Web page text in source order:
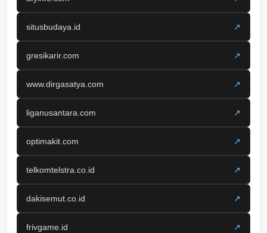
situsbudaya.id ↗
gresikarir.com ↗
www.dirgasatya.com ↗
liganusantara.com ↗
optimakit.com ↗
telkomtelstra.co.id ↗
dakisemut.co.id ↗
frivgame.id ↗